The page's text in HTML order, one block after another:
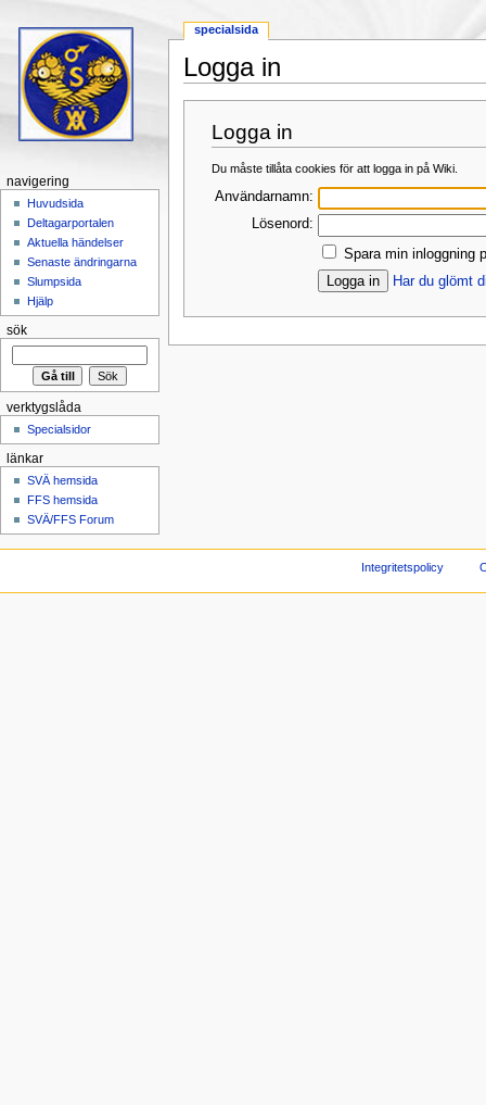
Logga in
Logga in
Du måste tillåta cookies för att logga in på Wiki.
Användarnamn:
Lösenord:
Spara min inloggning
Har du glömt
specialsida
navigering
Huvudsida
Deltagarportalen
Aktuella händelser
Senaste ändringarna
Slumpsida
Hjälp
sök
verktygslåda
Specialsidor
länkar
SVÄ hemsida
FFS hemsida
SVÄ/FFS Forum
Integritetspolicy